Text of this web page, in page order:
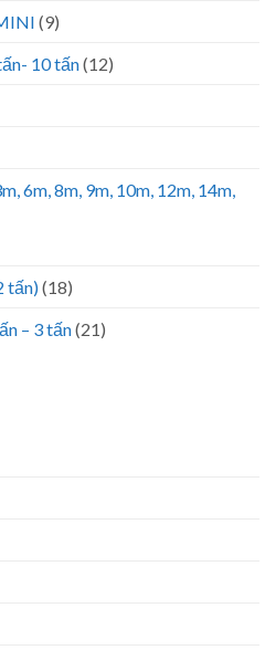
(9)
10 tấn(12)
6m, 8m, 9m, 10m, 12m, 14m,
tấn)(18)
– 3 tấn(21)